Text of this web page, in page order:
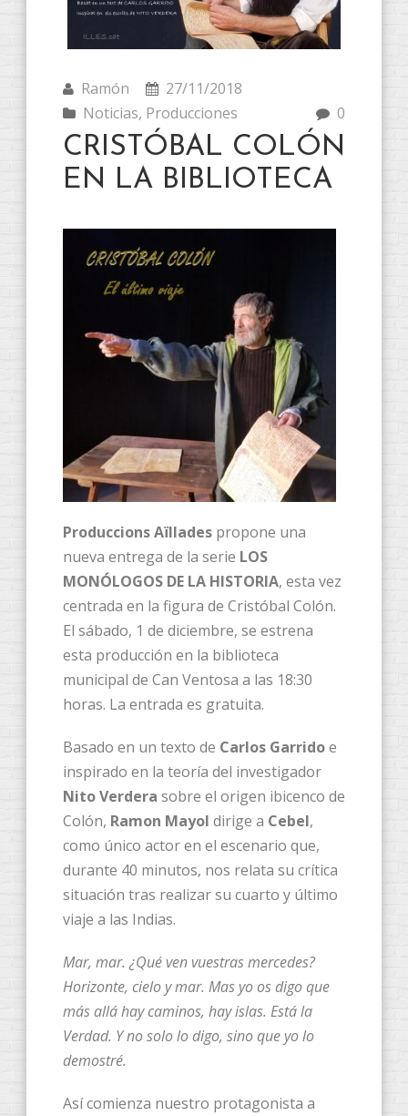
Ramón
27/11/2018
Noticias, Producciones 0
CRISTÓBAL COLÓN
EN LA BIBLIOTECA
Produccions Aïllades propone una
nueva entrega de la serie LOS
MONÓLOGOS DE LA HISTORIA, esta vez
centrada en la figura de Cristóbal Colón.
El sábado, 1 de diciembre, se estrena
esta producción en la biblioteca
municipal de Can Ventosa a las 18:30
horas. La entrada es gratuita.
Basado en un texto de Carlos Garridoe
inspirado en la teoría del investigador
Nito Verdera sobre el origen ibicenco de
Colón, Ramon Mayol dirige a Cebel,
como único actor en el escenario que,
durante 40 minutos, nos relata su crítica
situación tras realizar su cuarto y último
viaje a las Indias.
Mar, mar. ¿Qué ven vuestras mercedes?
Horizonte, cielo y mar. Mas yo os digo que
más allá hay caminos, hay islas. Está la
Verdad. Y no solo lo digo, sino que yo lo
demostré.
Así comienza nuestro protagonista a